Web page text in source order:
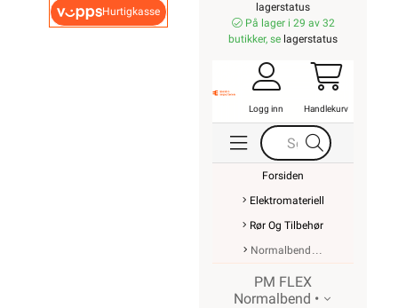
Hurtigkasse
lagerstatus
På lager i 29 av 32
butikker, se lagerstatus
Logg inn Handlekurv
Forsiden
Elektromateriell
Rør Og Tilbehør
Normalbend
PM FLEX
Normalbend •